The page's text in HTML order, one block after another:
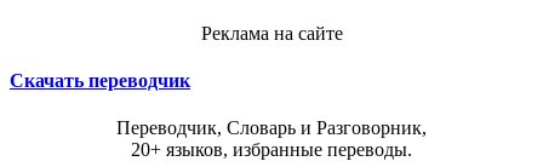
Реклама на сайте
Скачать переводчик
Переводчик, Словарь и Разговорник,
20+ языков, избранные переводы.